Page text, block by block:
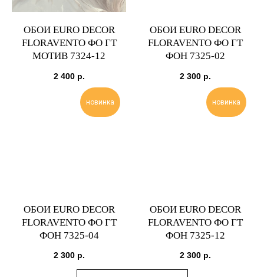
ОБОИ EURO DECOR
FLORAVENTO ФО ГТ
МОТИВ 7324-12
2 400 р.
ОБОИ EURO DECOR
FLORAVENTO ФО ГТ
ФОН 7325-02
2 300 р.
новинка
ОБОИ EURO DECOR
FLORAVENTO ФО ГТ
ФОН 7325-04
2 300 р.
новинка
ОБОИ EURO DECOR
FLORAVENTO ФО ГТ
ФОН 7325-12
2 300 р.